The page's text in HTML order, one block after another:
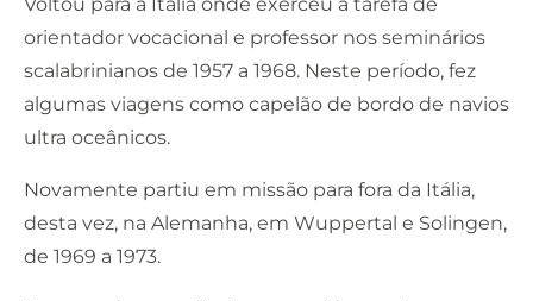
orientador vocacional e professor nos seminários
scalabrinianos de 1957 a 1968. Neste período, fez
algumas viagens como capelão de bordo de navios
ultra oceânicos.
Novamente partiu em missão para fora da Itália,
desta vez, na Alemanha, em Wuppertal e Solingen,
de 1969 a 1973.